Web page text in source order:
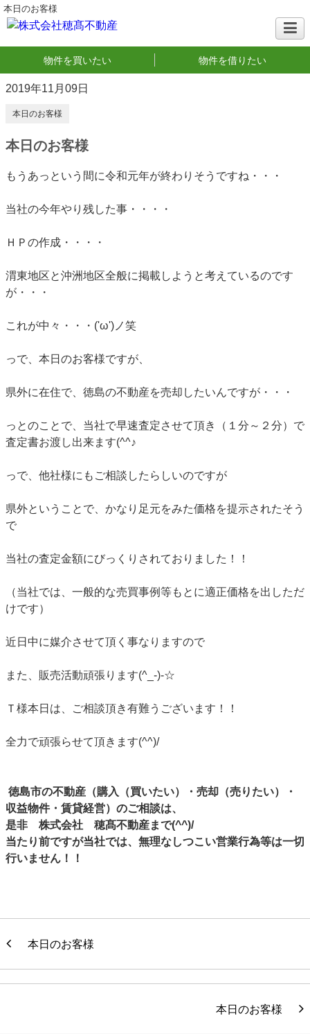
本日のお客様
物件を買いたい 物件を借りたい
2019年11月09日
本日のお客様
本日のお客様
もうあっという間に令和元年が終わりそうですね・・・
当社の今年やり残した事・・・・
ＨＰの作成・・・・
渭東地区と沖洲地区全般に掲載しようと考えているのです
が・・・
これが中々・・・('ω')ノ笑
っで、本日のお客様ですが、
県外に在住で、徳島の不動産を売却したいんですが・・・
っとのことで、当社で早速査定させて頂き（１分～２分）で
査定書お渡し出来ます(^^♪
っで、他社様にもご相談したらしいのですが
県外ということで、かなり足元をみた価格を提示されたそう
で
当社の査定金額にびっくりされておりました！！
（当社では、一般的な売買事例等もとに適正価格を出しただ
けです）
近日中に媒介させて頂く事なりますので
また、販売活動頑張ります(^_-)-☆
Ｔ様本日は、ご相談頂き有難うございます！！
全力で頑張らせて頂きます(^^)/
徳島市の不動産（購入（買いたい）・売却（売りたい）・
収益物件・賃貸経営）のご相談は、
是非 株式会社 穂髙不動産まで(^^)/
当たり前ですが当社では、無理なしつこい営業行為等は一切
行いません！！
本日のお客様
本日のお客様